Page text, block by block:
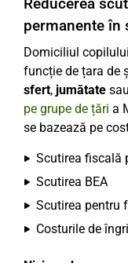
Reducerea
permanente în
Domiciliul
funcție de țara de
sfert, jumătate sau
pe grupe de țări a
se bazează pe
Scutirea fiscală
Scutirea BEA
Scutirea pentru
Costurile de